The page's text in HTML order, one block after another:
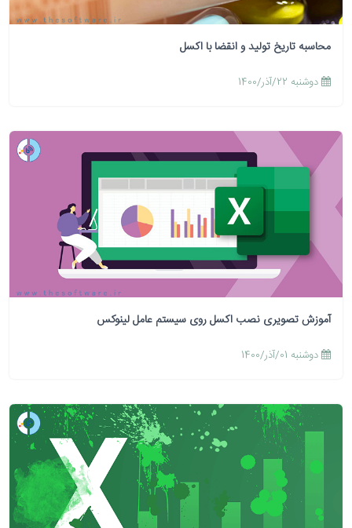
محاسبه تاریخ تولید و انقضا با اکسل
دوشنبه 22/آذر/1400
آموزش تصویری نصب اکسل روی سیستم عامل لینوکس
دوشنبه 01/آذر/1400